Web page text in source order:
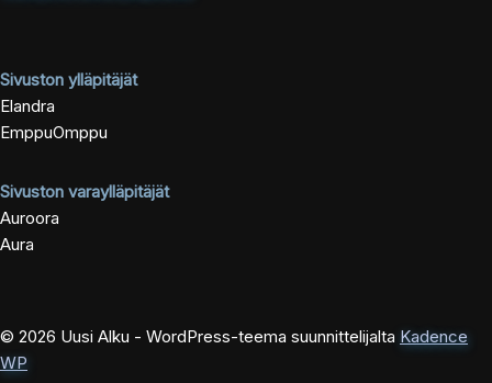
Sivuston ylläpitäjät
Elandra
EmppuOmppu
Sivuston varaylläpitäjät
Auroora
Aura
© 2026 Uusi Alku - WordPress-teema suunnittelijalta Kadence
WP